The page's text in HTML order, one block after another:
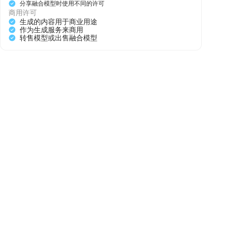
分享融合模型时使用不同的许可
商用许可
生成的内容用于商业用途
作为生成服务来商用
转售模型或出售融合模型